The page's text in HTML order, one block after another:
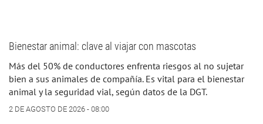
Bienestar animal: clave al viajar con mascotas
Más del 50% de conductores enfrenta riesgos al no sujetar
bien a sus animales de compañía. Es vital para el bienestar
animal y la seguridad vial, según datos de la DGT.
2 DE AGOSTO DE 2026 - 08:00